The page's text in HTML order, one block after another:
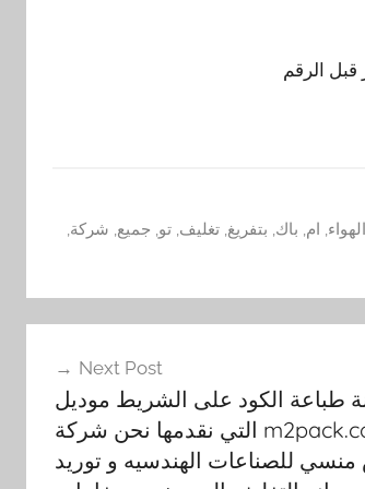
الهواء, ام, باك, بتفريغ,تغليف,تو, جميع, شركة,
Next Post
طباعة الكود على الشريط موديل
m2pack.com 321 التي نقدمها نحن شركة
للصناعات الهندسيه و توريد